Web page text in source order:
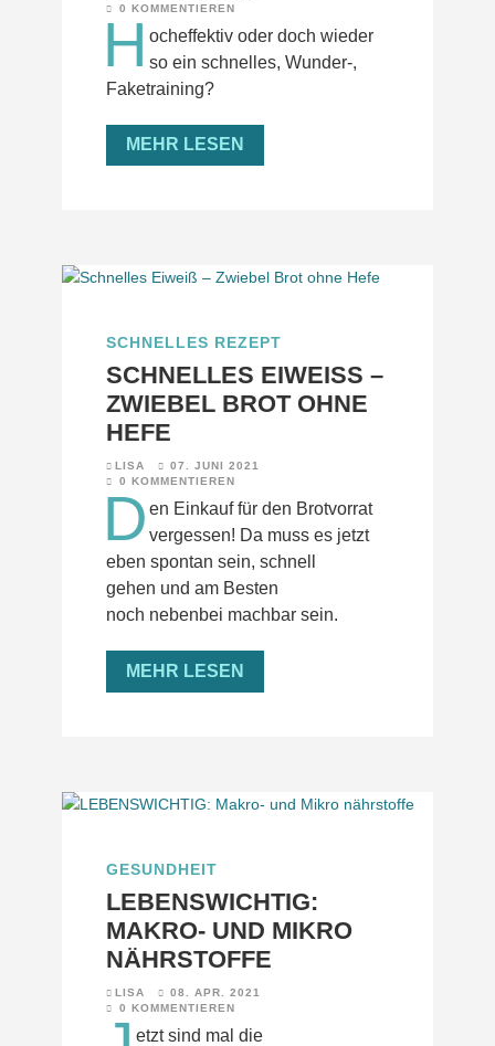
0 KOMMENTIEREN
H ocheffektiv oder doch wieder
so ein schnelles, Wunder-,
Faketraining?
MEHR LESEN
SCHNELLES REZEPT
SCHNELLES EIWEISS – Z
WIEBEL BROT OHNE H
EFE
LISA
07. JUNI 2021
0 KOMMENTIEREN
D en Einkauf für den Brotvorrat
vergessen! Da muss es jetzt
eben spontan sein, schnell
gehen und am Besten
noch nebenbei machbar sein.
MEHR LESEN
GESUNDHEIT
LEBENSWICHTIG:
MAKRO- UND MIKRO
NÄHRSTOFFE
LISA
08. APR. 2021
0 KOMMENTIEREN
etzt sind mal die